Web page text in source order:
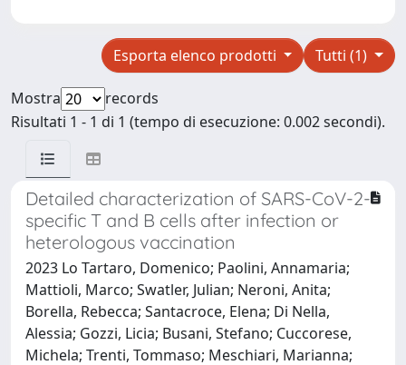
Tutti (1)
Esporta elenco prodotti
Mostra
records
Risultati 1 - 1 di 1 (tempo di esecuzione: 0.002 secondi).
Detailed characterization of SARS-CoV-2-
specific T and B cells after infection or
heterologous vaccination
2023 Lo Tartaro, Domenico; Paolini, Annamaria;
Mattioli, Marco; Swatler, Julian; Neroni, Anita;
Borella, Rebecca; Santacroce, Elena; Di Nella,
Alessia; Gozzi, Licia; Busani, Stefano; Cuccorese,
Michela; Trenti, Tommaso; Meschiari, Marianna;